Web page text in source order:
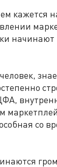
кажется
начинают
со